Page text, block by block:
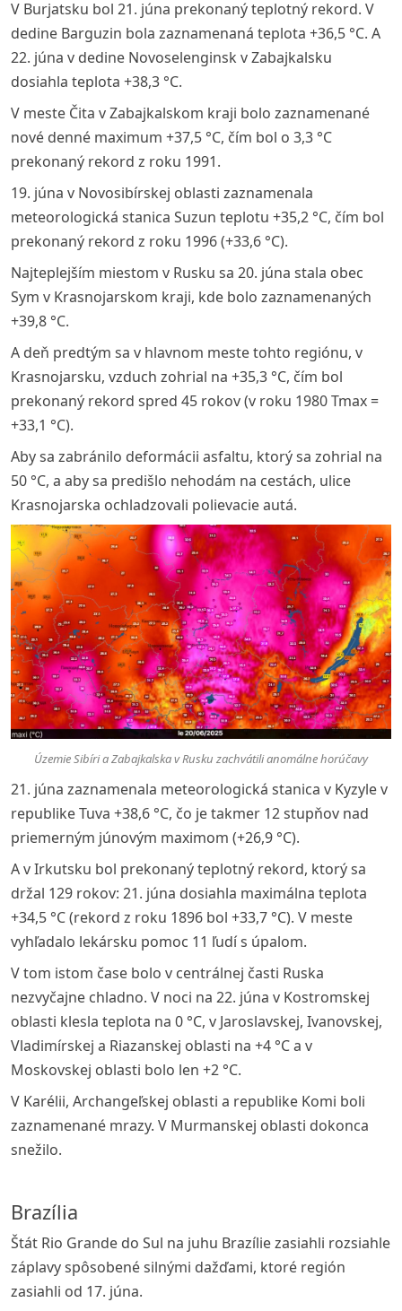
V Burjatsku bol 21. júna prekonaný teplotný rekord. V
dedine Barguzin bola zaznamenaná teplota +36,5 °C. A
22. júna v dedine Novoselenginsk v Zabajkalsku
dosiahla teplota +38,3 °C.
V meste Čita v Zabajkalskom kraji bolo zaznamenané
nové denné maximum +37,5 °C, čím bol o 3,3 °C
prekonaný rekord z roku 1991.
19. júna v Novosibírskej oblasti zaznamenala
meteorologická stanica Suzun teplotu +35,2 °C, čím bol
prekonaný rekord z roku 1996 (+33,6 °C).
Najteplejším miestom v Rusku sa 20. júna stala obec
Sym v Krasnojarskom kraji, kde bolo zaznamenaných
+39,8 °C.
A deň predtým sa v hlavnom meste tohto regiónu, v
Krasnojarsku, vzduch zohrial na +35,3 °C, čím bol
prekonaný rekord spred 45 rokov (v roku 1980 Tmax =
+33,1 °C).
Aby sa zabránilo deformácii asfaltu, ktorý sa zohrial na
50 °C, a aby sa predišlo nehodám na cestách, ulice
Krasnojarska ochladzovali polievacie autá.
Územie Sibíri a Zabajkalska v Rusku zachvátili anomálne horúčavy
21. júna zaznamenala meteorologická stanica v Kyzyle v
republike Tuva +38,6 °C, čo je takmer 12 stupňov nad
priemerným júnovým maximom (+26,9 °C).
A v Irkutsku bol prekonaný teplotný rekord, ktorý sa
držal 129 rokov: 21. júna dosiahla maximálna teplota
+34,5 °C (rekord z roku 1896 bol +33,7 °C). V meste
vyhľadalo lekársku pomoc 11 ľudí s úpalom.
V tom istom čase bolo v centrálnej časti Ruska
nezvyčajne chladno. V noci na 22. júna v Kostromskej
oblasti klesla teplota na 0 °C, v Jaroslavskej, Ivanovskej,
Vladimírskej a Riazanskej oblasti na +4 °C a v
Moskovskej oblasti bolo len +2 °C.
V Karélii, Archangeľskej oblasti a republike Komi boli
zaznamenané mrazy. V Murmanskej oblasti dokonca
snežilo.
Brazília
Štát Rio Grande do Sul na juhu Brazílie zasiahli rozsiahle
záplavy spôsobené silnými dažďami, ktoré región
zasiahli od 17. júna.